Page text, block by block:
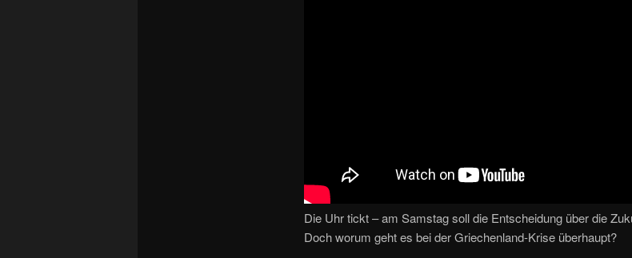
Die Uhr tickt – am Samstag soll die Entscheidung über die
Doch worum geht es bei der Griechenland-Krise überhaupt?